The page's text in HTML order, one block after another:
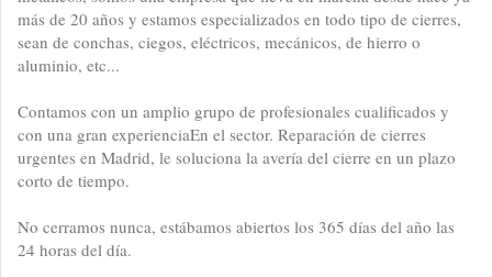
más de 20 años y estamos especializados en todo tipo de cierres,
sean de conchas, ciegos, eléctricos, mecánicos, de hierro o
aluminio, etc...
Contamos con un amplio grupo de profesionales cualificados y
con una gran experienciaEn el sector. Reparación de cierres
urgentes en Madrid, le soluciona la avería del cierre en un plazo
corto de tiempo.
No cerramos nunca, estábamos abiertos los 365 días del año las
24 horas del día.